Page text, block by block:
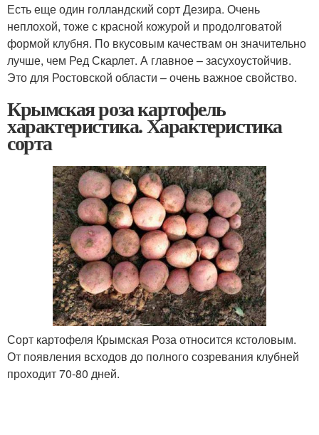
Есть еще один голландский сорт Дезира. Очень
неплохой, тоже с красной кожурой и продолговатой
формой клубня. По вкусовым качествам он значительно
лучше, чем Ред Скарлет. А главное – засухоустойчив.
Это для Ростовской области – очень важное свойство.
Крымская роза картофель
характеристика. Характеристика
сорта
Сорт картофеля Крымская Роза относится кстоловым.
От появления всходов до полного созревания клубней
проходит 70-80 дней.